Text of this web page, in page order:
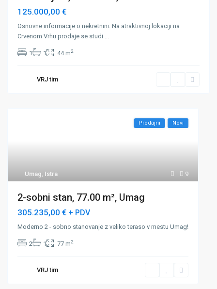
125.000,00 €
Osnovne informacije o nekretnini: Na atraktivnoj lokaciji na
Crvenom Vrhu prodaje se studi ...
1 1 44 m2
VRJ tim
9
Umag, Istra
Prodajni Novi
2-sobni stan, 77.00 m², Umag
305.235,00 € + PDV
Moderno 2 - sobno stanovanje z veliko teraso v mestu Umag!
2 1 77 m2
VRJ tim